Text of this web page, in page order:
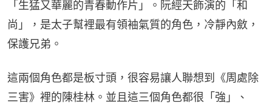
「生猛又華麗的青春動作片」。阮經天飾演的「和
尚」，是太子幫裡最有領袖氣質的角色，冷靜內斂，
保護兄弟。
這兩個角色都是板寸頭，很容易讓人聯想到《周處除
三害》裡的陳桂林。並且這三個角色都很「強」、